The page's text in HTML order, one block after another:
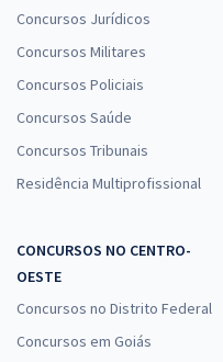
Concursos Jurídicos
Concursos Militares
Concursos Policiais
Concursos Saúde
Concursos Tribunais
Residência Multiprofissional
CONCURSOS NO CENTRO-
OESTE
Concursos no Distrito Federal
Concursos em Goiás